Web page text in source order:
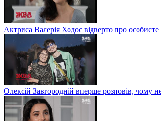
Актриса Валерія Ходос відверто про
Олексій Завгородній вперше розповів, чому